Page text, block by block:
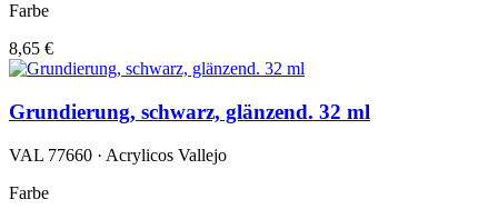
Farbe
8,65 €
Grundierung, schwarz, glänzend. 32 ml
VAL 77660 · Acrylicos Vallejo
Farbe